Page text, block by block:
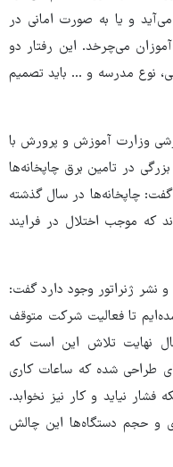
و یا به صورت امانی در
می‌چرخد. این رفتار دو
نوع مدرسه و ... باید تصمیم
وزارت آموزش و پرورش با
در تامین برق چاپخانه‌ها
چاپخانه‌ها در سال گذشته
که موجب اختلال در فرایند
نشر ژنراتور وجود دارد گفت:
تا فعالیت شرکت‌ متوقف
نهایت تلاش این است که
طراحی شده که ساعات کاری
نیاید و کار نیز نخوابد.
و حجم دستگاه‌ها این چالش